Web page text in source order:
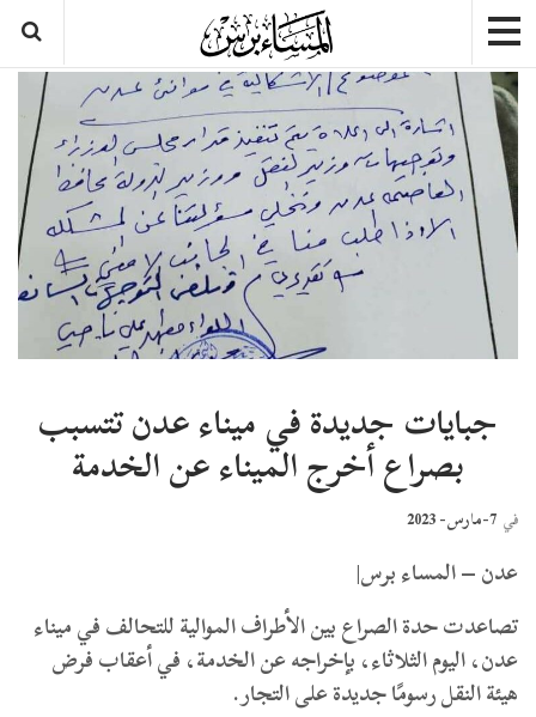
جبايات جديدة في ميناء عدن تتسبب
بصراع أخرج الميناء عن الخدمة
في 7-مارس- 2023
عدن – المساء برس|
تصاعدت حدة الصراع بين الأطراف الموالية للتحالف في ميناء
عدن، اليوم الثلاثاء، بإخراجه عن الخدمة، في أعقاب فرض
هيئة النقل رسومًا جديدة على التجار.